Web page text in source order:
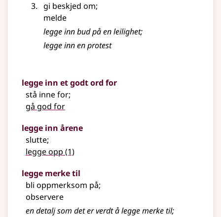
gi beskjed om;
melde
legge inn bud på en leilighet;
legge inn en protest
legge inn et godt ord for
stå inne for;
gå god for
legge inn årene
slutte;
legge opp (1)
legge merke til
bli oppmerksom på;
observere
en detalj som det er verdt å leggemerketil;